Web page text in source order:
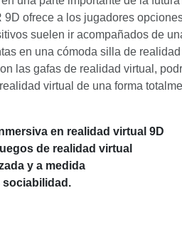
ofrece a los jugadores
suelen ir acompañados de
en una cómoda silla de
las gafas de realidad virtual,
virtual de una forma
en realidad virtual 9D
de realidad virtual
y a medida
sociabilidad.